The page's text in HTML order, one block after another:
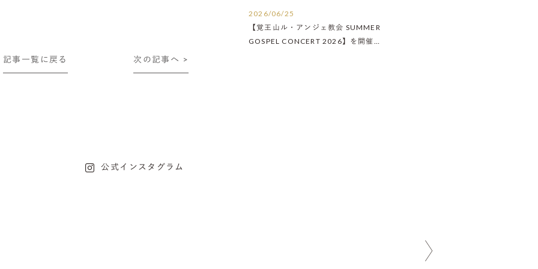
記事一覧に戻る 次の記事へ >
2026/06/25
【覚王山ル・アンジェ教会 SUMMER
GOSPEL CONCERT 2026】を開催い
公式インスタグラム